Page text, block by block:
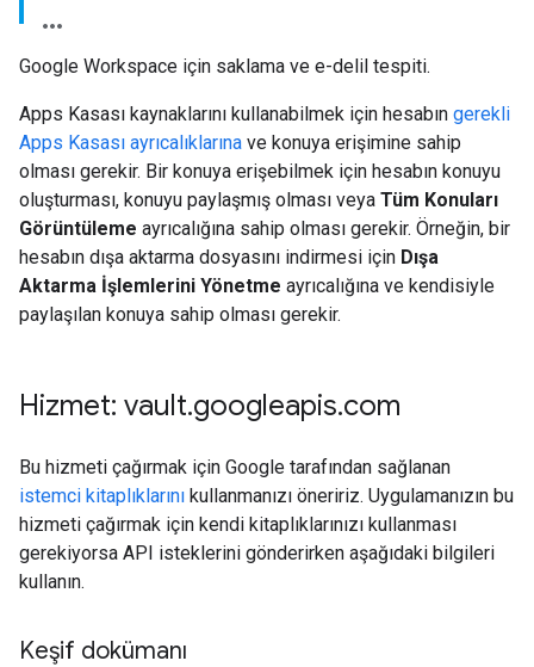
Google Workspace için saklama ve e-delil tespiti.
Apps Kasası kaynaklarını kullanabilmek için hesabın gerekli
Apps Kasası ayrıcalıklarına ve konuya erişimine sahip
olması gerekir. Bir konuya erişebilmek için hesabın konuyu
oluşturması, konuyu paylaşmış olması veya Tüm Konuları
Görüntüleme ayrıcalığına sahip olması gerekir. Örneğin, bir
hesabın dışa aktarma dosyasını indirmesi için Dışa
Aktarma İşlemlerini Yönetme ayrıcalığına ve kendisiyle
paylaşılan konuya sahip olması gerekir.
Hizmet: vault.googleapis.com
Bu hizmeti çağırmak için Google tarafından sağlanan
istemci kitaplıklarını kullanmanızı öneririz. Uygulamanızın bu
hizmeti çağırmak için kendi kitaplıklarınızı kullanması
gerekiyorsa API isteklerini gönderirken aşağıdaki bilgileri
kullanın.
Keşif dokümanı